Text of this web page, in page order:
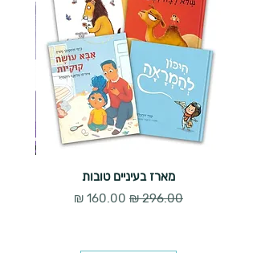
מארז בעיניים טובות
מחיר רגיל
מחיר מבצע